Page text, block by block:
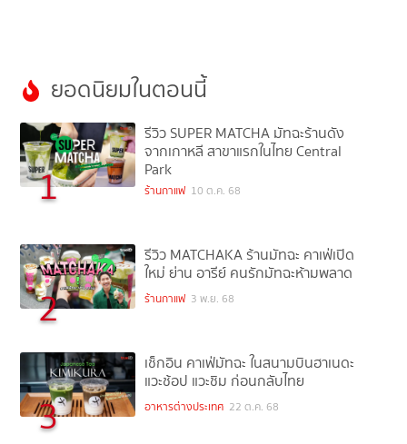
ยอดนิยมในตอนนี้
1
รีวิว SUPER MATCHA มัทฉะร้านดัง
จากเกาหลี สาขาแรกในไทย Central
Park
ร้านกาแฟ 10 ต.ค. 68
2
รีวิว MATCHAKA ร้านมัทฉะ คาเฟ่เปิด
ใหม่ ย่าน อารีย์ คนรักมัทฉะห้ามพลาด
ร้านกาแฟ 3 พ.ย. 68
3
เช็กอิน คาเฟ่มัทฉะ ในสนามบินฮาเนดะ
แวะช้อป แวะชิม ก่อนกลับไทย
อาหารต่างประเทศ 22 ต.ค. 68